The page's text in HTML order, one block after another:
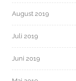
August 2019
Juli 2019
Juni 2019